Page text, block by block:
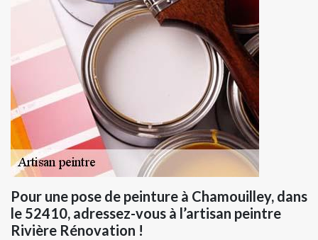
Pour une pose de peinture à Chamouilley, dans
le 52410, adressez-vous à l’artisan peintre
Rivière Rénovation !